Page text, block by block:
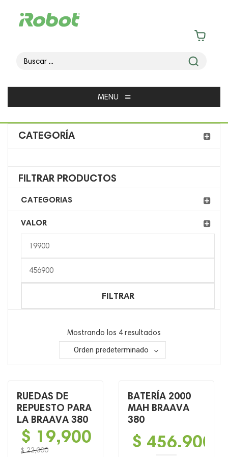
MENU ≡
CATEGORÍA
FILTRAR PRODUCTOS
CATEGORIAS
VALOR
mínimo
máximo
FILTRAR
Mostrando los 4 resultados
Orden predeterminado
RUEDAS DE
REPUESTO PARA
LA BRAAVA 380
$22,000
$ 19,900
BATERÍA 2000
MAH BRAAVA
380
$ 456,900